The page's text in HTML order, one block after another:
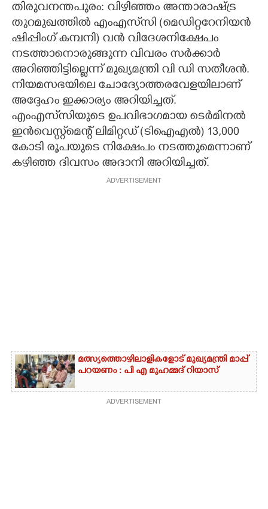
ZOOM
CONTACT US
തിരുവനന്തപുരം: വിഴിഞ്ഞം അന്താരാഷ്ട്ര
തുറമുഖത്തിൽ എംഎസ്‌സി (മെഡിറ്ററേനിയൻ
ഷിപ്പിംഗ് കമ്പനി)​ വൻ വിദേശനിക്ഷേപം
നടത്താനൊരുങ്ങുന്ന വിവരം സർക്കാർ
അറിഞ്ഞിട്ടില്ലെന്ന് മുഖ്യമന്ത്രി വി ഡി സതീശൻ.
നിയമസഭയിലെ ചോദ്യോത്തരവേളയിലാണ്
അദ്ദേഹം ഇക്കാര്യം അറിയിച്ചത്.
എംഎസ്‌സിയുടെ ഉപവിഭാഗമായ ടെർമിനൽ
ഇൻവെസ്റ്റ്മെന്റ് ലിമിറ്റഡ് (ടിഐഎൽ)​ 13,000
കോടി രൂപയുടെ നിക്ഷേപം നടത്തുമെന്നാണ്
കഴിഞ്ഞ ദിവസം അദാനി അറിയിച്ചത്.
ADVERTISEMENT
മത്സ്യത്തൊഴിലാളികളോട് മുഖ്യമന്ത്രി മാപ്പ്
പറയണം : പി എ മുഹമ്മദ് റിയാസ്
ADVERTISEMENT